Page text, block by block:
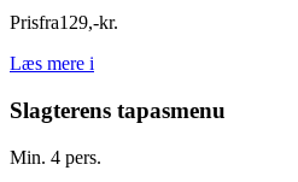
Prisfra129,-kr.
Læs mere i
Slagterens tapasmenu
Min. 4 pers.